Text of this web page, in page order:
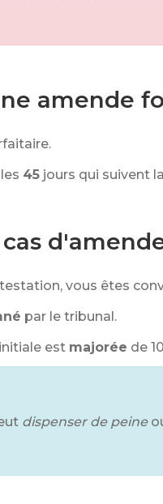
amende
45 jours qui suivent
vous êtes
par le tribunal.
est majorée de
dispenser de peine